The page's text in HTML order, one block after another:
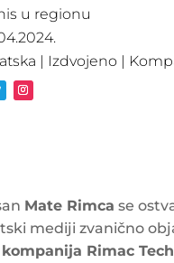
u regionu
| Izdvojeno|
Mate Rimca se
mediji zvanično
Rimac